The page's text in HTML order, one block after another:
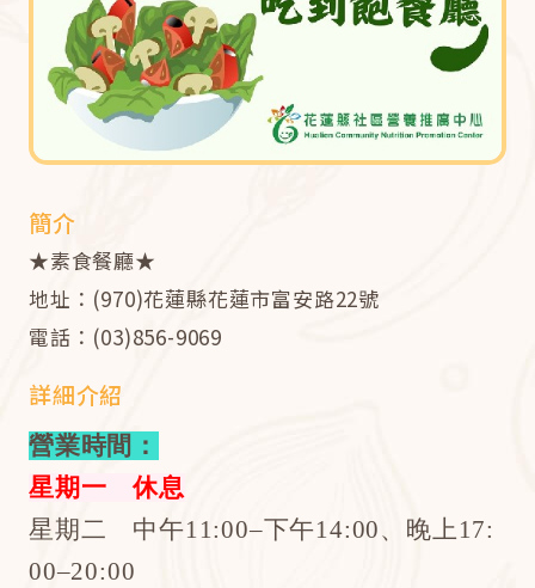
簡介
★素食餐廳★
地址：(970)花蓮縣花蓮市富安路22號
電話：(03)856-9069
詳細介紹
營業時間：
星期一 休息
星期二 中午11:00–下午14:00、晚上17:
00–20:00